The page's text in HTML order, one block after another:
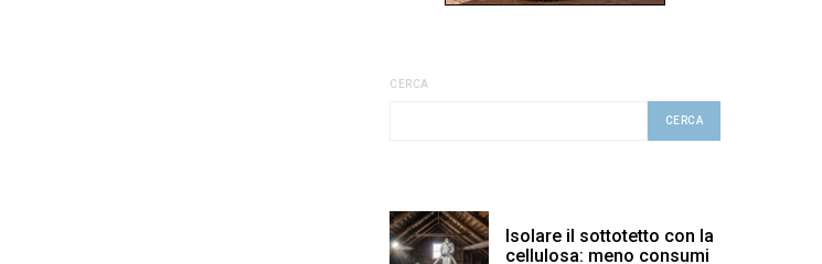
CERCA
CERCA
Isolare il sottotetto con la
cellulosa: meno consumi